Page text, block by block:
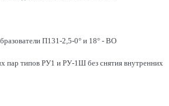
П131-2,5-0° и 18° - ВО
пар типов РУ1 и РУ-1Ш без снятия внутренних